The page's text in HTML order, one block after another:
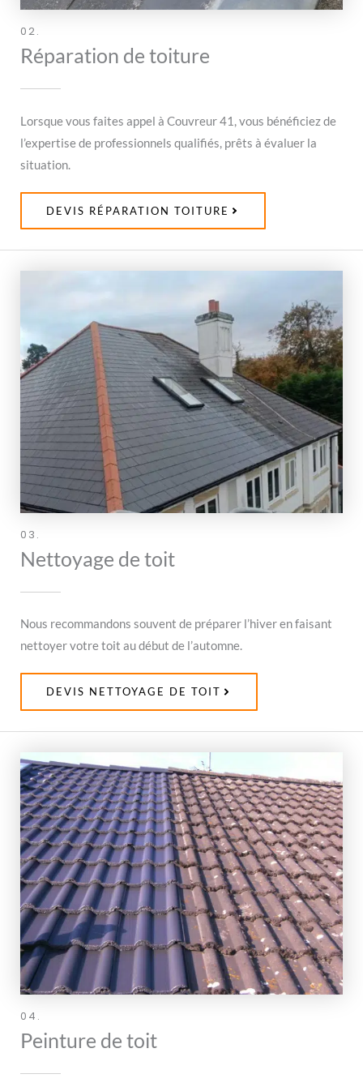
02.
Réparation de toiture
Lorsque vous faites appel à Couvreur 41, vous bénéficiez de
l’expertise de professionnels qualifiés, prêts à évaluer la
situation.
DEVIS RÉPARATION TOITURE
03.
Nettoyage de toit
Nous recommandons souvent de préparer l’hiver en faisant
nettoyer votre toit au début de l’automne.
DEVIS NETTOYAGE DE TOIT
04.
Peinture de toit